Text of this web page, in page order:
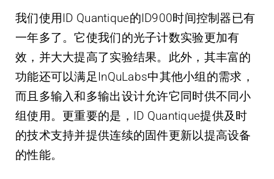
我们使用ID Quantique的ID900时间控制器已有
一年多了。它使我们的光子计数实验更加有
效，并大大提高了实验结果。此外，其丰富的
功能还可以满足InQuLabs中其他小组的需求，
而且多输入和多输出设计允许它同时供不同小
组使用。更重要的是，ID Quantique提供及时
的技术支持并提供连续的固件更新以提高设备
的性能。